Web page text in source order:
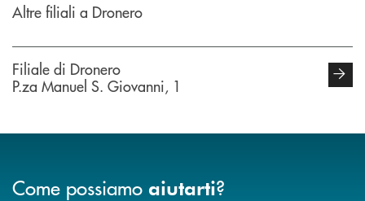
Altre filiali a Dronero
Filiale di Dronero
P.za Manuel S. Giovanni, 1
Come possiamo aiutarti?